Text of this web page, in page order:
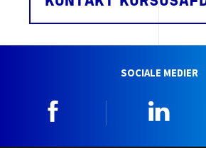
SOCIALE MEDIER